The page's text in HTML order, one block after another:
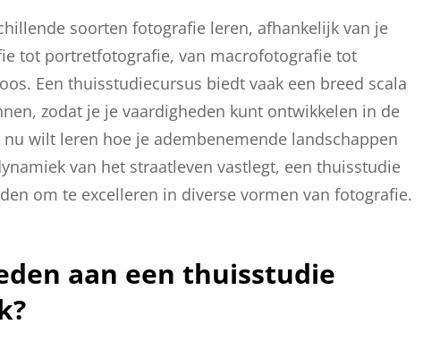
soorten fotografie leren, afhankelijk van je
tot portretfotografie, van macrofotografie tot
Een thuisstudiecursus biedt vaak een breed scala
zodat je je vaardigheden kunt ontwikkelen in de
wilt leren hoe je adembenemende landschappen
van het straatleven vastlegt, een thuisstudie
om te excelleren in diverse vormen van fotografie.
aan een thuisstudie